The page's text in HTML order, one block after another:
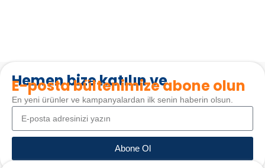
Hemen bize katılın ve
E-posta bültenimize abone olun
En yeni ürünler ve kampanyalardan ilk senin haberin olsun.
Abone Ol